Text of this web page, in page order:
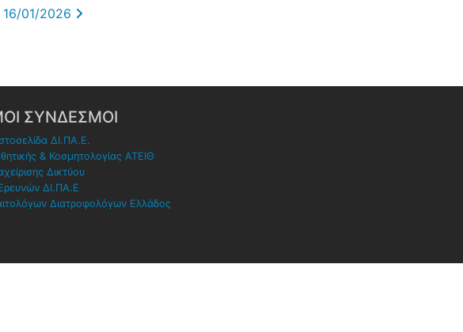
16/01/2026
ΣΥΝΔΕΣΜΟΙ
ΔΙ.ΠΑ.Ε.
& Κοσμητολογίας ΑΤΕΙΘ
Δικτύου
ΔΙ.ΠΑ.Ε
Διατροφολόγων Ελλάδος